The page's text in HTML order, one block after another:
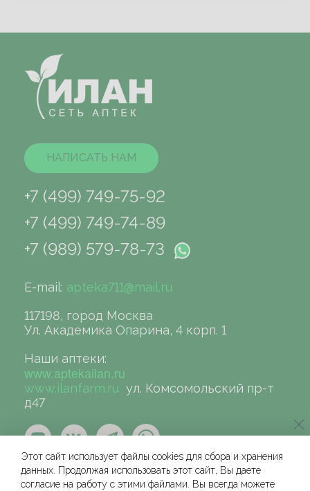
НАПИСАТЬ НАМ
+7 (499) 749-75-92
+7 (499) 749-74-89
+7 (989) 579-78-73
E-mail: apteka711@mail.ru
117198, город Москва
Ул. Академика Опарина, 4 корп. 1
Наши аптеки:
www.aptekailan.ru
www.ilanfarm.ru ул. Комсомольский пр-т
д47
Этот сайт использует файлы cookies для сбора и хранения
данных. Продолжая использовать этот сайт, Вы даете
согласие на работу с этими файлами. Вы всегда можете